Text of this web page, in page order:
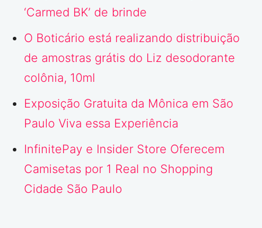
‘Carmed BK’ de brinde
O Boticário está realizando distribuição
de amostras grátis do Liz desodorante
colônia, 10ml
Exposição Gratuita da Mônica em São
Paulo Viva essa Experiência
InfinitePay e Insider Store Oferecem
Camisetas por 1 Real no Shopping
Cidade São Paulo